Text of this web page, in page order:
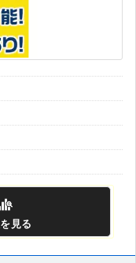
を見る